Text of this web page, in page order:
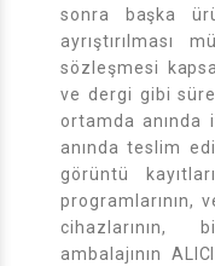
sonra başka
ayrıştırılması
sözleşmesi
ve dergi gibi
ortamda
anında teslim
görüntü
programlarının,
cihazlarının,
ambalajının